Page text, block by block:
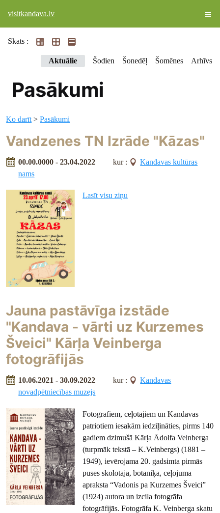
visitkandava.lv
Skats :
Aktuālie Šodien Šonedēļ Šomēnes Arhīvs
Pasākumi
Ko darīt >Pasākumi
Vandzenes TN Izrāde "Kāzas"
00.00.0000 - 23.04.2022 kur :
Kandavas kultūras
nams
Lasīt visu ziņu
Jauna pastāvīga izstāde
"Kandava - vārti uz Kurzemes
Šveici" Kārļa Veinberga
fotogrāfijās
10.06.2021 - 30.09.2022 kur :
Kandavas
novadpētniecības muzejs
Fotogrāfiem, ceļotājiem un Kandavas
patriotiem iesakām iedziļināties, pirms 140
gadiem dzimušā Kārļa Ādolfa Veinberga
(turpmāk tekstā – K.Veinbergs) (1881 –
1949), ievērojama 20. gadsimta pirmās
puses skolotāja, botāniķa, ceļojuma
apraksta “Vadonis pa Kurzemes Šveici”
(1924) autora un izcila fotogrāfa
fotogrāfijās. Fotogrāfa K. Veinberga skatu